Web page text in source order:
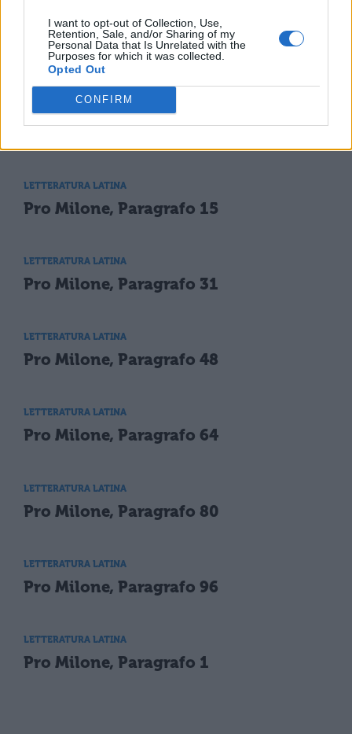
I want to opt-out of Collection, Use,
Retention, Sale, and/or Sharing of my
Personal Data that Is Unrelated with the
Purposes for which it was collected.
Opted Out
CONFIRM
TI POTREBBE INTERESSARE
LETTERATURA LATINA
LETTERATURA LATINA
Pro Milone, Paragrafo 15
LETTERATURA LATINA
Pro Milone, Paragrafo 31
LETTERATURA LATINA
Pro Milone, Paragrafo 48
LETTERATURA LATINA
Pro Milone, Paragrafo 64
LETTERATURA LATINA
Pro Milone, Paragrafo 80
LETTERATURA LATINA
Pro Milone, Paragrafo 96
LETTERATURA LATINA
Pro Milone, Paragrafo 1